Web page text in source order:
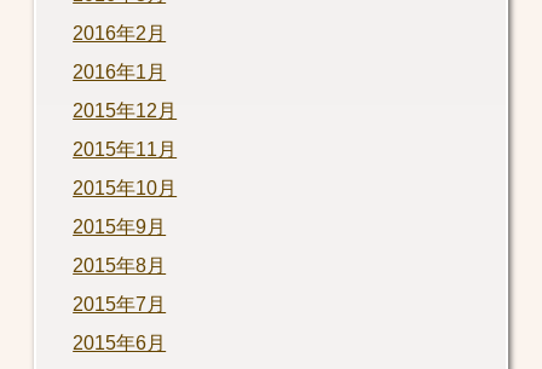
2016年2月
2016年1月
2015年12月
2015年11月
2015年10月
2015年9月
2015年8月
2015年7月
2015年6月